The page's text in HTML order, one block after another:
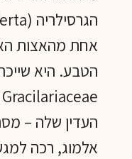
אחת מהאצות
הטבע. היא
העדין שלה –
אלמוג, רכה